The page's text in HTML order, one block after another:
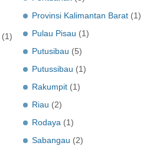
(1)
Provinsi Kalimantan Barat (1)
Pulau Pisau (1)
Putusibau (5)
Putussibau (1)
Rakumpit (1)
Riau (2)
Rodaya (1)
Sabangau (2)